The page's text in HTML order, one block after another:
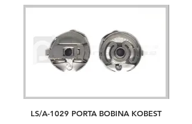
LS/A-1029 PORTA BOBINA KOBEST